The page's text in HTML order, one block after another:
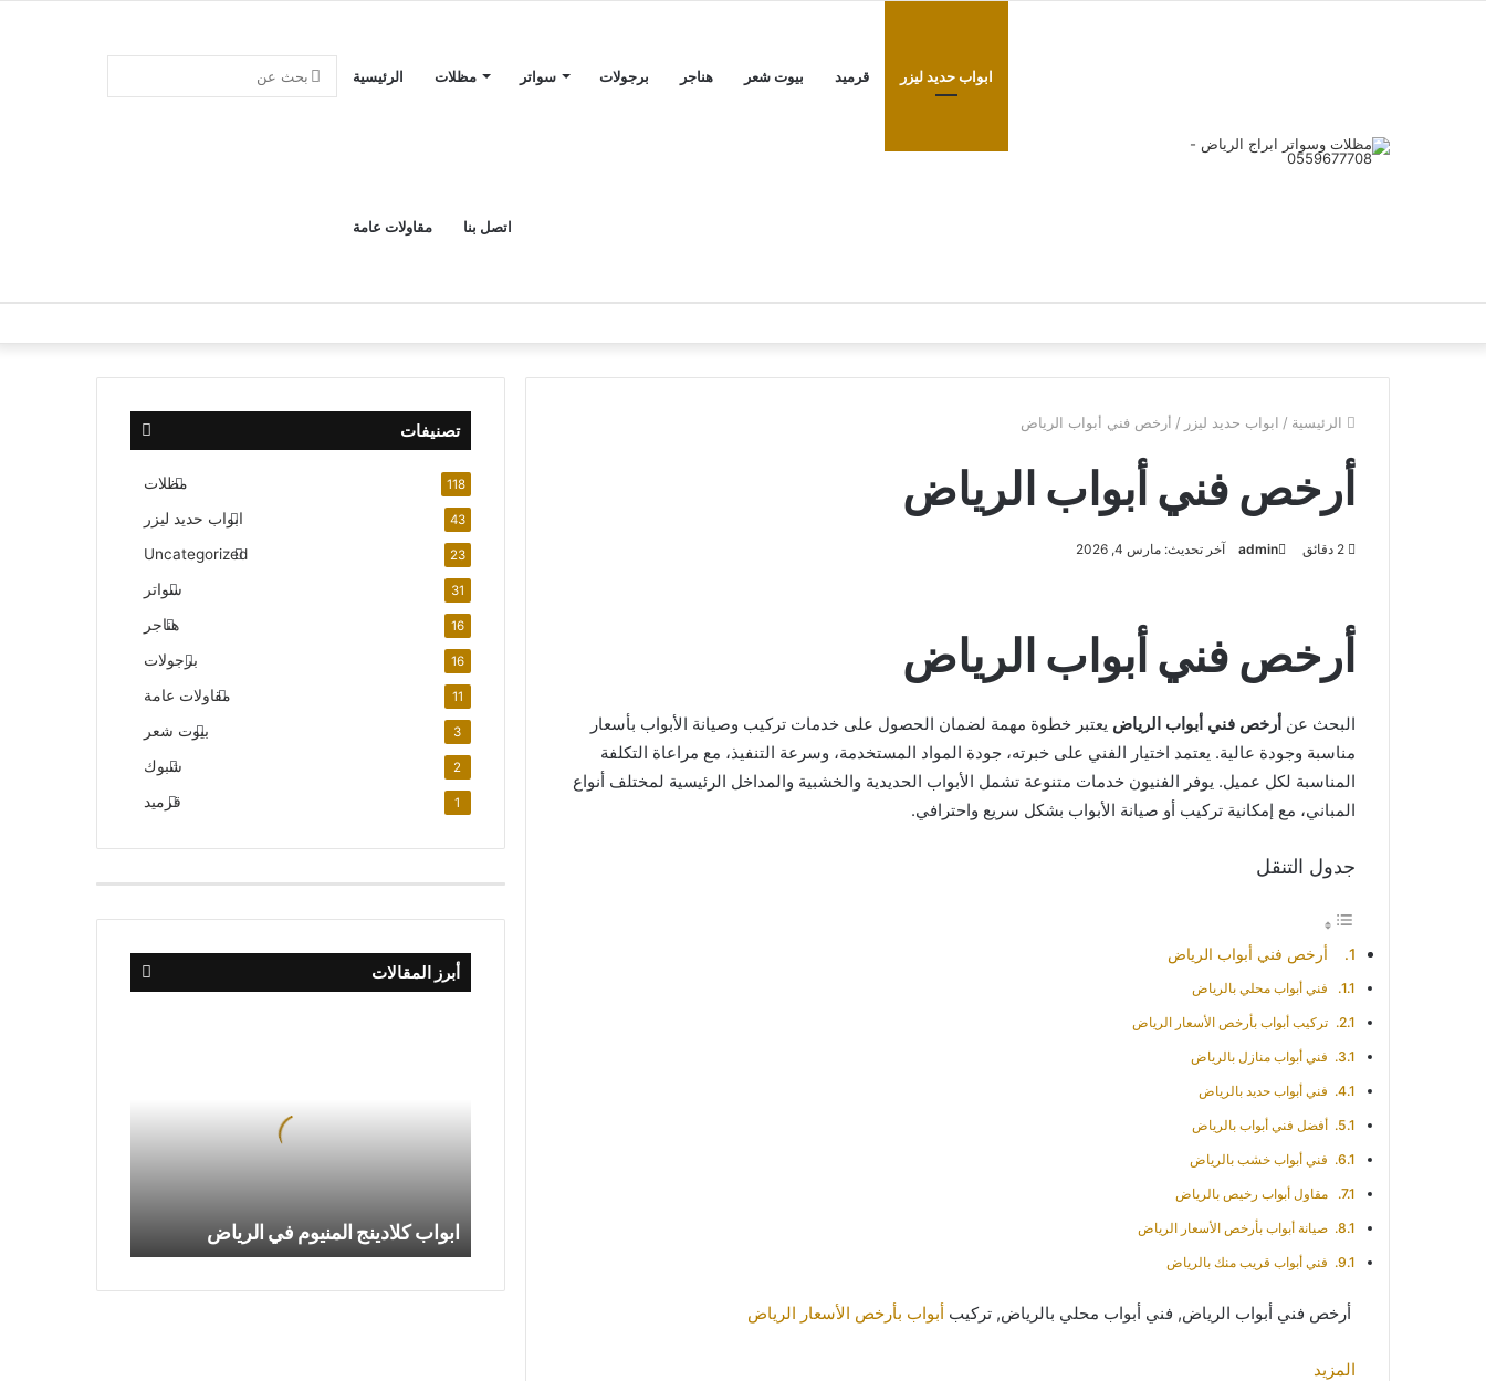
الرئيسية مظلات سواتر برجولات هناجر بيوت شعر قرميد ابواب حديد ليزر
مقاولات عامة اتصل بنا
بحث
الرئيسية / ابواب حديد ليزر / أرخص فني أبواب الرياض
أرخص فني أبواب الرياض
admin آخر تحديث: مارس 4, 2026
أرخص فني أبواب الرياض
البحث عن أرخص فني أبواب الرياض يعتبر خطوة مهمة لضمان الحصول على خدمات تركيب وصيانة الأبواب بأسعار
مناسبة وجودة عالية. يعتمد اختيار الفني على خبرته، جودة المواد المستخدمة، وسرعة التنفيذ، مع مراعاة التكلفة
المناسبة لكل عميل. يوفر الفنيون خدمات متنوعة تشمل الأبواب الحديدية والخشبية والمداخل الرئيسية لمختلف أنواع
المباني، مع إمكانية تركيب أو صيانة الأبواب بشكل سريع واحترافي.
جدول التنقل
أرخص فني أبواب الرياض
فني أبواب محلي بالرياض
تركيب أبواب بأرخص الأسعار الرياض
فني أبواب منازل بالرياض
فني أبواب حديد بالرياض
أفضل فني أبواب بالرياض
فني أبواب خشب بالرياض
مقاول أبواب رخيص بالرياض
صيانة أبواب بأرخص الأسعار الرياض
فني أبواب قريب منك بالرياض
أرخص فني أبواب الرياض, فني أبواب محلي بالرياض, تركيب أبواب بأرخص الأسعار الرياض
المزيد
تصنيفات
مظلات 118
ابواب حديد ليزر 43
Uncategorized 23
سواتر 31
هناجر 16
برجولات 16
مقاولات عامة 11
بيوت شعر 3
شبوك 2
قرميد 1
أبرز المقالات
ابواب كلادينج المنيوم في الرياض